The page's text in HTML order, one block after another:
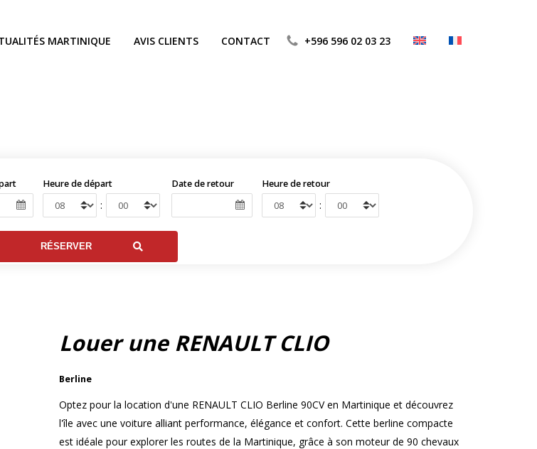
MARTINIQUE AVIS CLIENTS CONTACT +596 596 02 03 23
Heure de départ
:
Date de retour Heure de retour
:
Louer une RENAULT CLIO
Berline
Optez pour la location d'une RENAULT CLIO Berline 90CV en Martinique et découvrez
l'île avec une voiture alliant performance, élégance et confort. Cette berline compacte
est idéale pour explorer les routes de la Martinique, grâce à son moteur de 90 chevaux